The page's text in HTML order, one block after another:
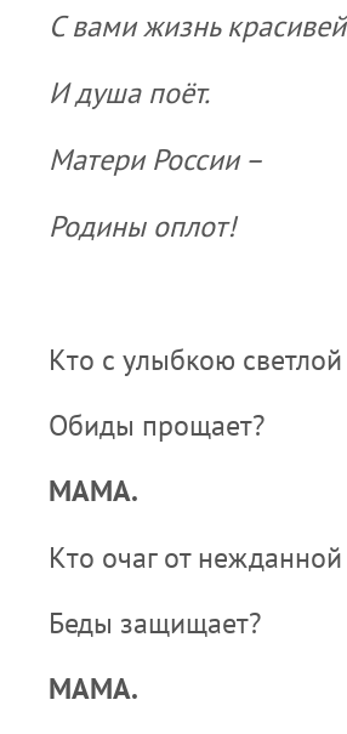
С вами жизнь красивей
И душа поёт.
Матери России –
Родины оплот!
Кто с улыбкою светлой
Обиды прощает?
МАМА.
Кто очаг от нежданной
Беды защищает?
МАМА.